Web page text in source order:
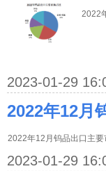
2022
2023-01-29
2022年12月
2022年12月钨品出口主要
2023-01-29